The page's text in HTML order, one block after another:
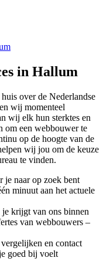
in Hallum
over de Nederlandse
wij momenteel
wij elk hun sterktes en
om een webbouwer te
op de hoogte van de
wij jou om de keuze
te vinden.
je naar op zoek bent
minuut aan het actuele
je krijgt van ons binnen
van webbouwers –
en contact
goed bij voelt